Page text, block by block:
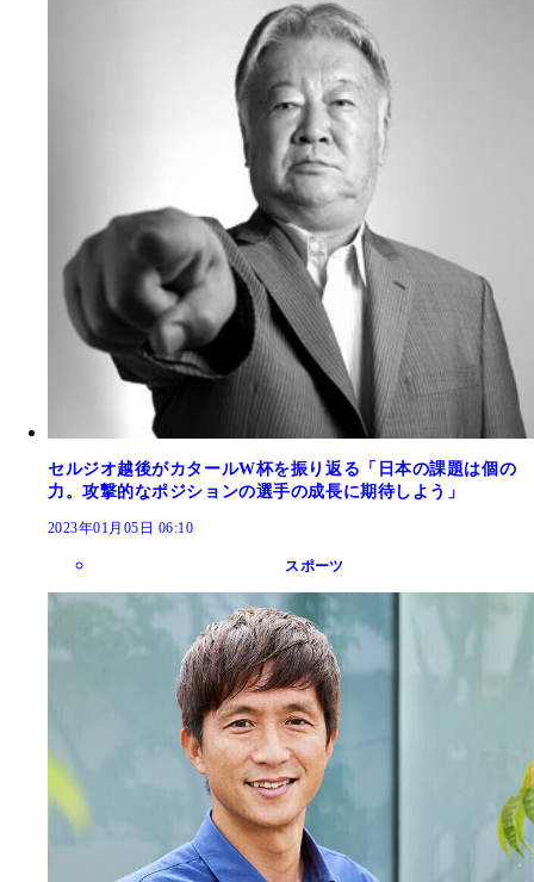
セルジオ越後がカタールW杯を振り返る「日本の課題は個の
力。攻撃的なポジションの選手の成長に期待しよう」
2023年01月05日 06:10
スポーツ